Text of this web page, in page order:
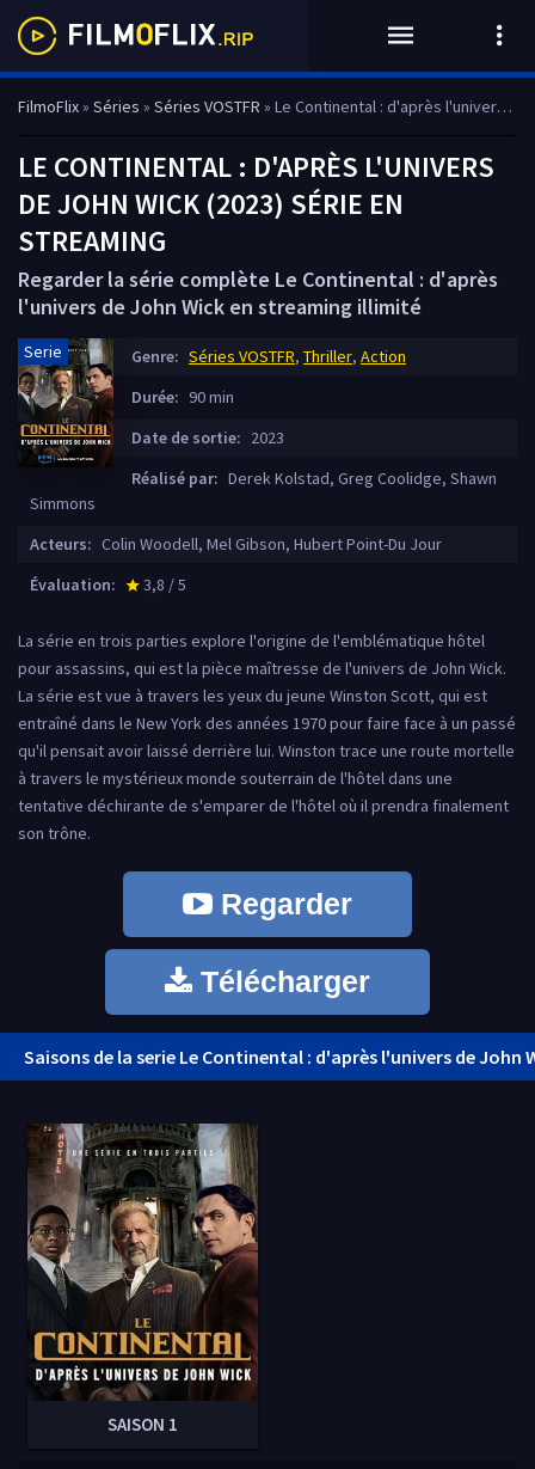
FilmoFlix» Séries » Séries VOSTFR » Le Continental : d'après l'univers de John Wick
LE CONTINENTAL : D'APRÈS L'UNIVERS
DE JOHN WICK (2023) SÉRIE EN
STREAMING
Regarder la série complète Le Continental : d'après
l'univers de John Wick en streaming illimité
Serie Genre: Séries VOSTFR, Thriller, Action
Durée: 90 min
Date de sortie: 2023
Réalisé par: Derek Kolstad, Greg Coolidge, Shawn
Simmons
Acteurs: Colin Woodell, Mel Gibson, Hubert Point-Du Jour
Évaluation:
star_rate
3,8 / 5
La série en trois parties explore l'origine de l'emblématique hôtel
pour assassins, qui est la pièce maîtresse de l'univers de John Wick.
La série est vue à travers les yeux du jeune Winston Scott, qui est
entraîné dans le New York des années 1970 pour faire face à un passé
qu'il pensait avoir laissé derrière lui. Winston trace une route mortelle
à travers le mystérieux monde souterrain de l'hôtel dans une
tentative déchirante de s'emparer de l'hôtel où il prendra finalement
son trône.
Regarder
Télécharger
Saisons de la serie Le Continental : d'après l'univers de John
SAISON 1